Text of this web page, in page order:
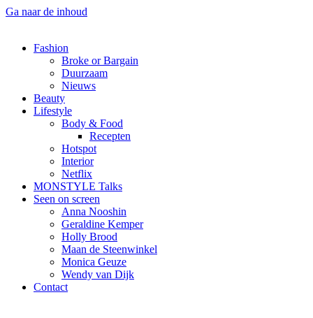
Ga naar de inhoud
Fashion
Broke or Bargain
Duurzaam
Nieuws
Beauty
Lifestyle
Body & Food
Recepten
Hotspot
Interior
Netflix
MONSTYLE Talks
Seen on screen
Anna Nooshin
Geraldine Kemper
Holly Brood
Maan de Steenwinkel
Monica Geuze
Wendy van Dijk
Contact